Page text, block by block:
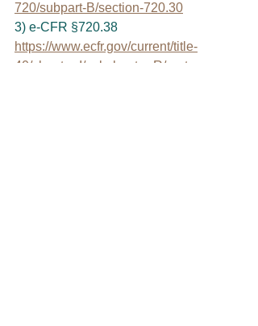
720/subpart-B/section-720.30
3) e-CFR §720.38
https://www.ecfr.gov/current/title-
40/chapter-I/subchapter-R/part-